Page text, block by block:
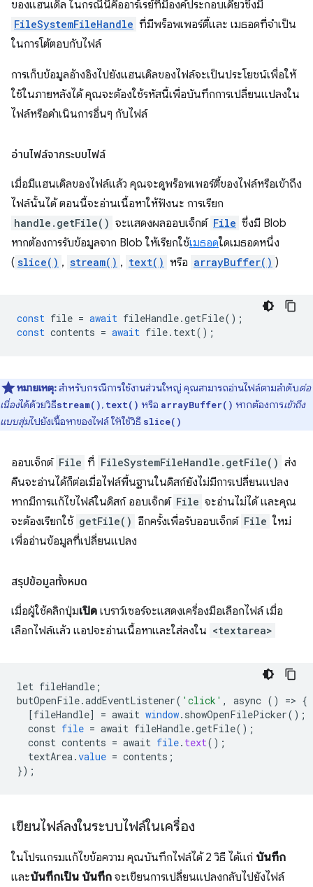
ของแฮนเดิล ในกรณีนี้คืออาร์เรย์ที่มีองค์ประกอบเดียวซึ่งมี
FileSystemFileHandle ที่มีพร็อพเพอร์ตี้และ เมธอดที่จำเป็น
ในการโต้ตอบกับไฟล์
การเก็บข้อมูลอ้างอิงไปยังแฮนเดิลของไฟล์จะเป็นประโยชน์เพื่อให้
ใช้ในภายหลังได้ คุณจะต้องใช้รหัสนี้เพื่อบันทึกการเปลี่ยนแปลงใน
ไฟล์หรือดำเนินการอื่นๆ กับไฟล์
อ่านไฟล์จากระบบไฟล์
เมื่อมีแฮนเดิลของไฟล์แล้ว คุณจะดูพร็อพเพอร์ตี้ของไฟล์หรือเข้าถึง
ไฟล์นั้นได้ ตอนนี้จะอ่านเนื้อหาให้ฟังนะ การเรียก
handle.getFile() จะแสดงผลออบเจ็กต์ File ซึ่งมี Blob
หากต้องการรับข้อมูลจาก Blob ให้เรียกใช้เมธอดใดเมธอดหนึ่ง
( slice() , stream() , text() หรือ arrayBuffer() )
const file = await fileHandle.getFile();
const contents = await file. text();
หมายเหตุ:สำหรับกรณีการใช้งานส่วนใหญ่ คุณสามารถอ่านไฟล์ตามลำดับต่อ
เนื่องได้ด้วยวิธีstream(), text() หรือ arrayBuffer() หากต้องการเข้าถึง
แบบสุ่มไปยังเนื้อหาของไฟล์ ให้ใช้วิธี slice()
ออบเจ็กต์ File ที่ FileSystemFileHandle.getFile() ส่ง
คืนจะอ่านได้ก็ต่อเมื่อไฟล์พื้นฐานในดิสก์ยังไม่มีการเปลี่ยนแปลง
หากมีการแก้ไขไฟล์ในดิสก์ ออบเจ็กต์ File จะอ่านไม่ได้ และคุณ
จะต้องเรียกใช้ getFile() อีกครั้งเพื่อรับออบเจ็กต์ File ใหม่
เพื่ออ่านข้อมูลที่เปลี่ยนแปลง
สรุปข้อมูลทั้งหมด
เมื่อผู้ใช้คลิกปุ่มเปิด เบราว์เซอร์จะแสดงเครื่องมือเลือกไฟล์ เมื่อ
เลือกไฟล์แล้ว แอปจะอ่านเนื้อหาและใส่ลงใน <textarea>
let fileHandle ;
butOpenFile.addEventListener( 'click' , async () => {
[fileHandle] = await window. showOpenFilePicker();
const file = await fileHandle.getFile();
const contents = await file. text();
textArea.value = contents ;
});
เขียนไฟล์ลงในระบบไฟล์ในเครื่อง
ในโปรแกรมแก้ไขข้อความ คุณบันทึกไฟล์ได้ 2 วิธี ได้แก่ บันทึก
และบันทึกเป็น บันทึก จะเขียนการเปลี่ยนแปลงกลับไปยังไฟล์